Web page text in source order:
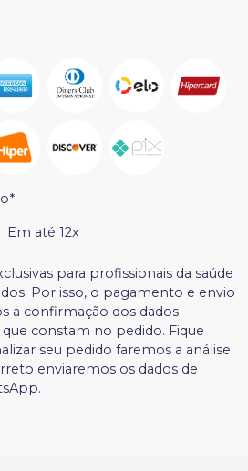
Em até 12x
para profissionais da saúde
Por isso, o pagamento e envio
a confirmação dos dados
que constam no pedido. Fique
seu pedido faremos a análise
enviaremos os dados de